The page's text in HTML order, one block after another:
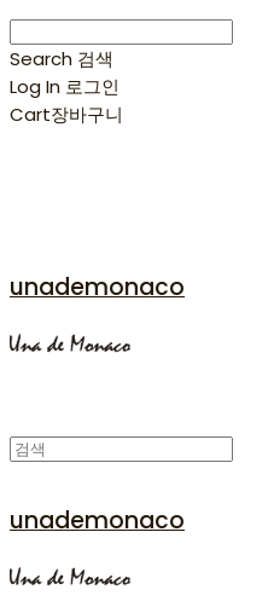
Search 검색
Log In 로그인
Cart장바구니
unademonaco
unademonaco